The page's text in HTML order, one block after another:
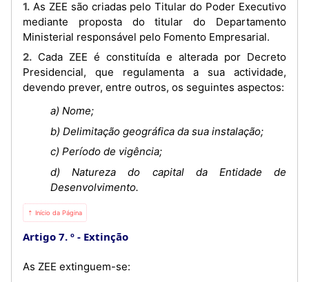
1. As ZEE são criadas pelo Titular do Poder Executivo
mediante proposta do titular do Departamento
Ministerial responsável pelo Fomento Empresarial.
2. Cada ZEE é constituída e alterada por Decreto
Presidencial, que regulamenta a sua actividade,
devendo prever, entre outros, os seguintes aspectos:
a) Nome;
b) Delimitação geográfica da sua instalação;
c) Período de vigência;
d) Natureza do capital da Entidade de
Desenvolvimento.
⇡ Início da Página
Artigo 7. º Extinção
As ZEE extinguem-se: